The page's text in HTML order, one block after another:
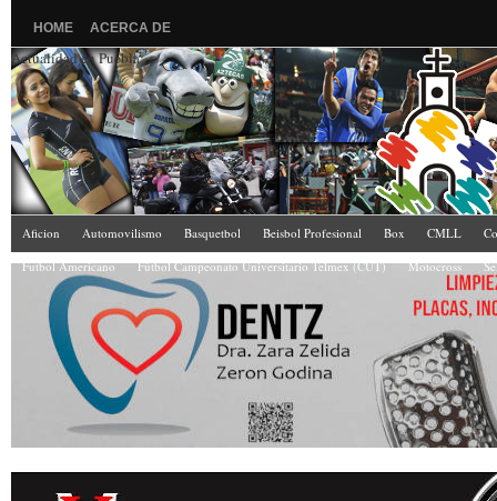
HOME ACERCA DE
Actualidad en Puebla
Aficion Automovilismo Basquetbol Beisbol Profesional Box CMLL
Futbol Americano
Fútbol Campeonato Universitario Telmex (CUT) Motocross